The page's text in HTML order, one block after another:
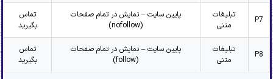
P7
تبلیغات
متنی
پایین سایت – نمایش در تمام صفحات
(nofollow)
تماس
بگیرید
P8
تبلیغات
متنی
پایین سایت – نمایش در تمام صفحات
(follow)
تماس
بگیرید